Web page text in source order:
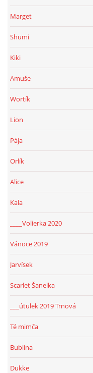
Marget
Shumi
Kiki
Amuše
Wortík
Lion
Pája
Orlík
Alice
Kala
____Volierka 2020
Vánoce 2019
Jarvísek
Scarlet Šanelka
___útulek 2019 Trnová
Té mimča
Bublina
Dukke